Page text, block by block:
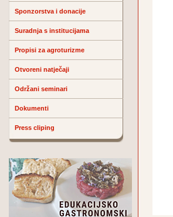
Sponzorstva i donacije
Suradnja s institucijama
Propisi za agroturizme
Otvoreni natječaji
Održani seminari
Dokumenti
Press cliping